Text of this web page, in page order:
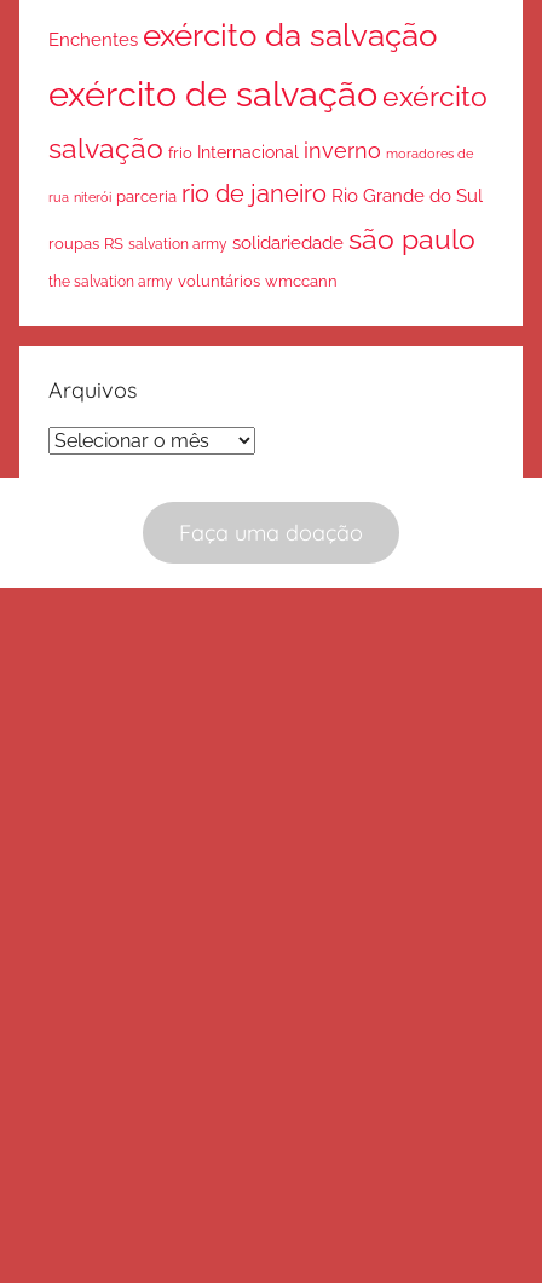
Faça uma doação
Enchentes exército da salvação
exército de salvaçãoexército
salvação frio Internacional inverno moradores de
rua niterói parceria rio de janeiro Rio Grande do Sul
roupas RS salvation army solidariedade são paulo
the salvation army voluntários wmccann
Arquivos
Arquivos